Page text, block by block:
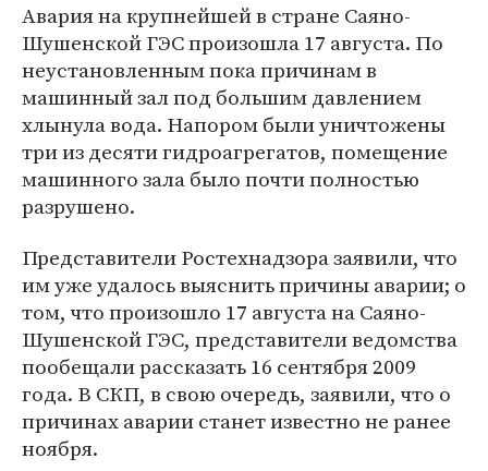
Авария на крупнейшей в стране Саяно-
Шушенской ГЭС произошла 17 августа. По
неустановленным пока причинам в
машинный зал под большим давлением
хлынула вода. Напором были уничтожены
три из десяти гидроагрегатов, помещение
машинного зала было почти полностью
разрушено.
Представители Ростехнадзора заявили, что
им уже удалось выяснить причины аварии; о
том, что произошло 17 августа на Саяно-
Шушенской ГЭС, представители ведомства
пообещали рассказать 16 сентября 2009
года. В СКП, в свою очередь, заявили, что о
причинах аварии станет известно не ранее
ноября.